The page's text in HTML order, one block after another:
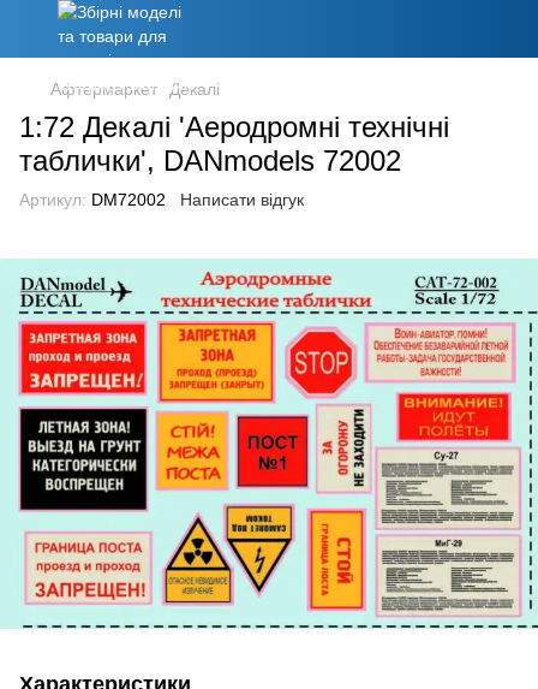
Афтермаркет Декалі
1:72 Декалі 'Аеродромні технічні
таблички', DANmodels 72002
Артикул: DM72002 Написати відгук
Характеристики